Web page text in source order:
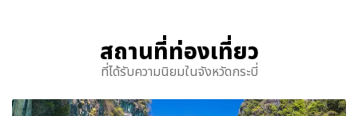
สถานที่ท่องเที่ยว
ที่ได้รับความนิยมในจังหวัดกระบี่